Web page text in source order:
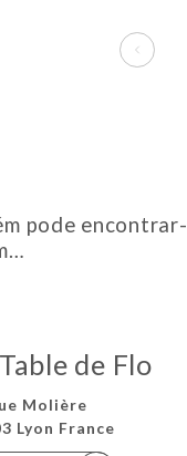
pode encontrar-
de Flo
Molière
Lyon France